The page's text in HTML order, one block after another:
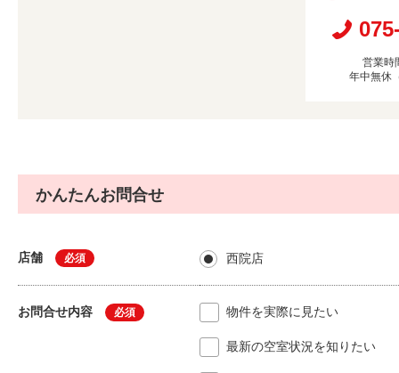
営業時
年中無休
かんたんお問合せ
店舗 必須 西院店
お問合せ内容 必須 物件を実際に見たい
最新の空室状況を知りたい